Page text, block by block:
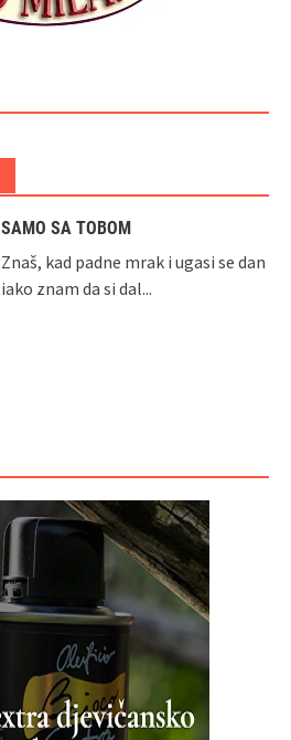
SAMO SA TOBOM
Znaš, kad padne mrak i ugasi se dan
iako znam da si dal...